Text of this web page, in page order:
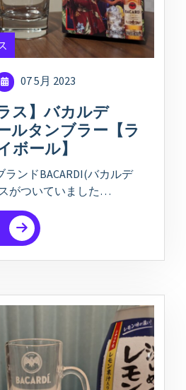
07 5月 2023
ス】バカルデ
ルタンブラー【ラ
ボール】
ンドBACARDI(バカルデ
がついていました…